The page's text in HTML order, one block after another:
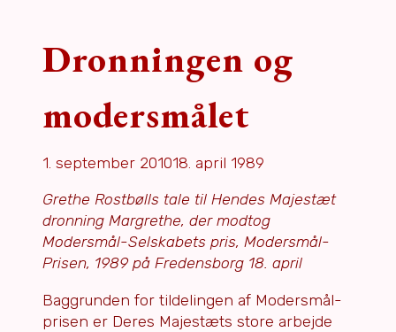
Dronningen og
modersmålet
1. september 201018. april 1989
Grethe Rostbølls tale til Hendes Majestæt
dronning Margrethe, der modtog
Modersmål-Selskabets pris, Modersmål-
Prisen, 1989 på Fredensborg 18. april
Baggrunden for tildelingen af Modersmål-
prisen er Deres Majestæts store arbejde